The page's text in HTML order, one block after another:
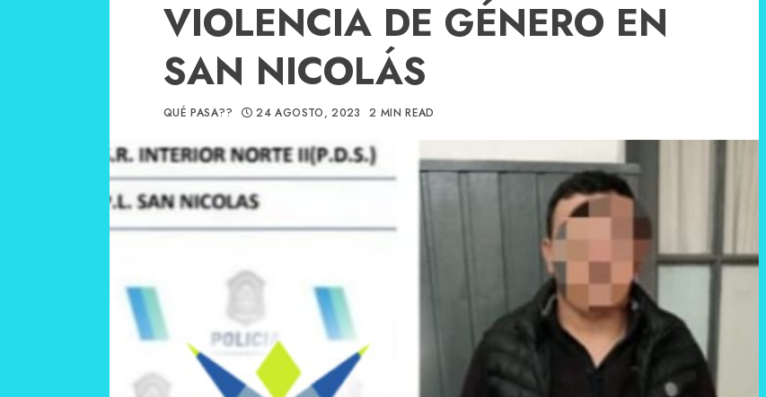
VIOLENCIA DE GÉNERO EN
SAN NICOLÁS
QUÉ PASA?? 24 AGOSTO, 2023 2 MIN READ